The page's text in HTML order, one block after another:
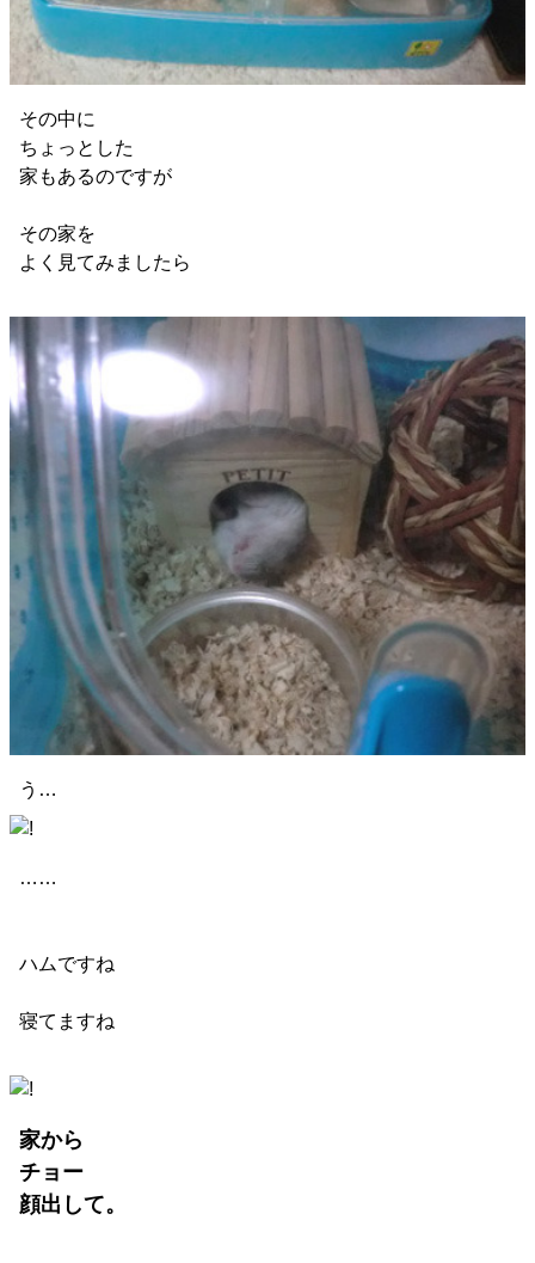
その中に
ちょっとした
家もあるのですが
その家を
よく見てみましたら
う…
……
ハムですね
寝てますね
家から
チョー
顔出して。